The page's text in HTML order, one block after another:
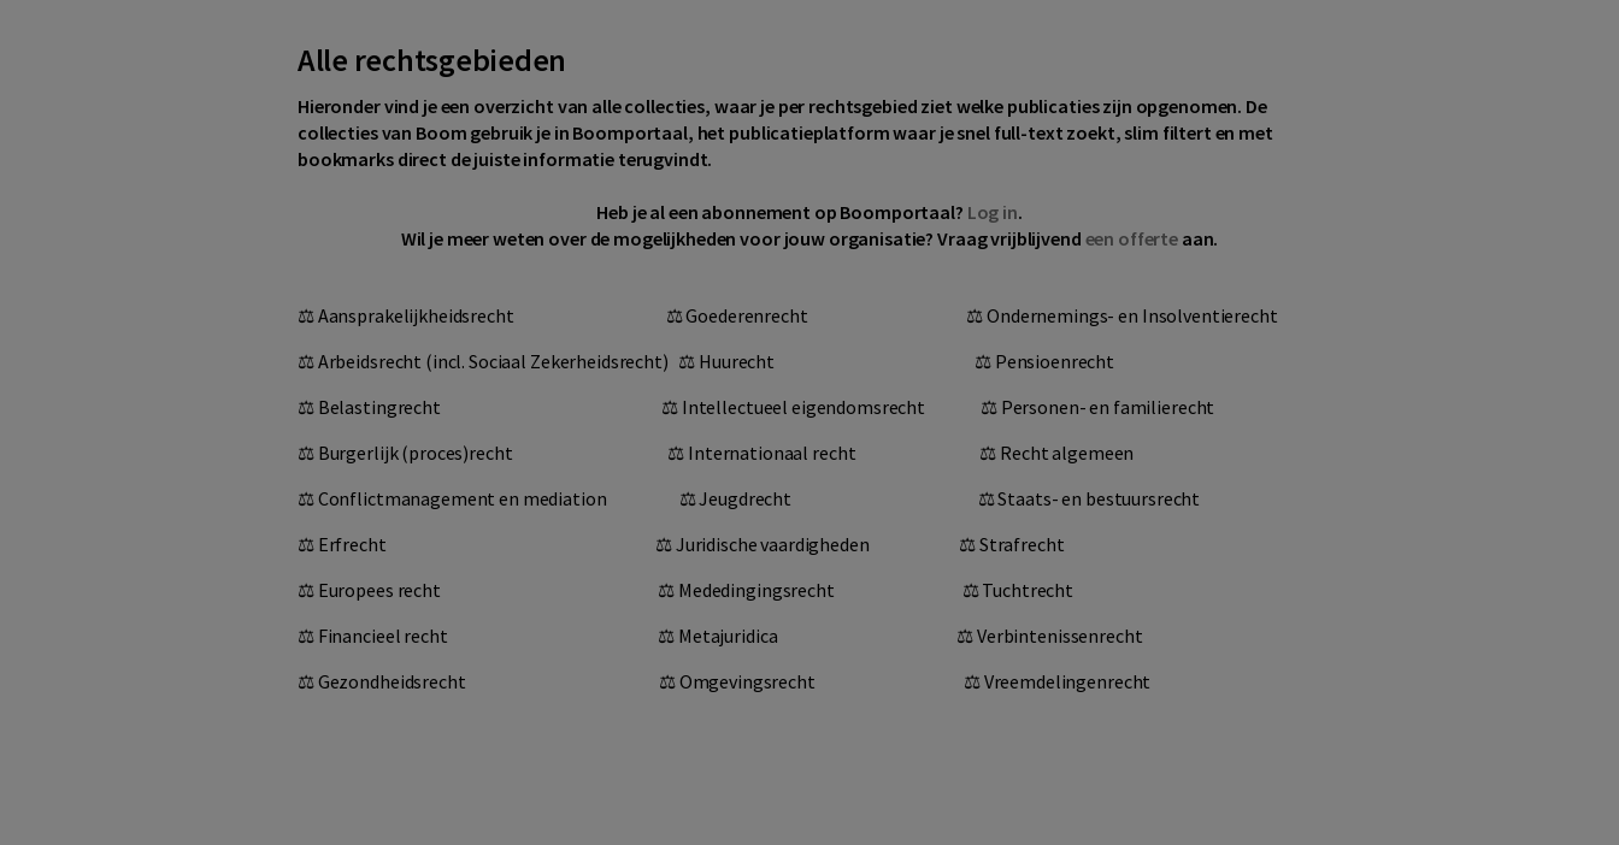
Alle rechtsgebieden
Hieronder vind je een overzicht van alle collecties, waar je per rechtsgebied ziet welke publicaties zijn opgenomen. De
collecties van Boom gebruik je in Boomportaal, het publicatieplatform waar je snel full-text zoekt, slim filtert en met
bookmarks direct de juiste informatie terugvindt.
Heb je al een abonnement op Boomportaal? Log in.
Wil je meer weten over de mogelijkheden voor jouw organisatie? Vraag vrijblijvend een offerte aan.
⚖︎Aansprakelijkheidsrecht ⚖︎Goederenrecht ⚖︎Ondernemings- en Insolventierecht
⚖︎Arbeidsrecht (incl.Sociaal Zekerheidsrecht) ⚖︎ Huurecht ⚖︎ Pensioenrecht
⚖︎ Belastingrecht ⚖︎ Intellectueel eigendomsrecht ⚖︎ Personen- en familierecht
⚖︎ Burgerlijk (proces)recht ⚖︎ Internationaal recht ⚖︎ Recht algemeen
⚖︎Conflictmanagement en mediation ⚖︎Jeugdrecht ⚖︎Staats-en bestuursrecht
⚖︎ Erfrecht ⚖︎Juridische vaardigheden ⚖︎Strafrecht
⚖︎ Europees recht ⚖︎ Mededingingsrecht ⚖︎Tuchtrecht
⚖︎ Financieel recht ⚖︎ Metajuridica ⚖︎Verbintenissenrecht
⚖︎Gezondheidsrecht ⚖︎Omgevingsrecht ⚖︎Vreemdelingenrecht